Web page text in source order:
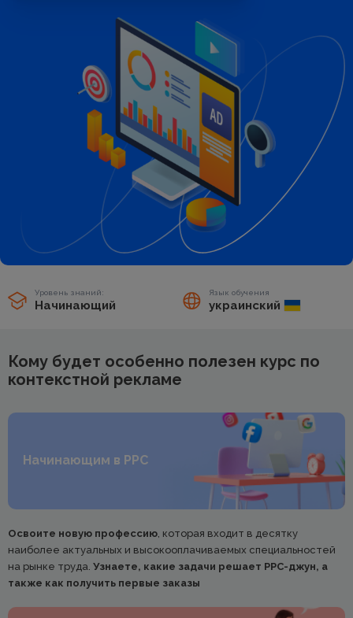
Уровень знаний:
Начинающий
Язык обучения
украинский
Кому будет особенно полезен курс по
контекстной рекламе
Начинающим в PPC
Освоите новую профессию , которая входит в десятку
наиболее актуальных и высокооплачиваемых специальностей
на рынке труда. Узнаете, какие задачи решает РРС-джун, а
также как получить первые заказы